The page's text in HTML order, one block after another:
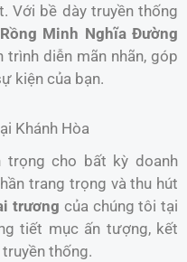
Với bề dày truyền thống
Minh Nghĩa Đường
diễn mãn nhãn, góp
kiện của bạn.
Khánh Hòa
cho bất kỳ doanh
trang trọng và thu hút
trương của chúng tôi tại
tiết mục ấn tượng, kết
thống.